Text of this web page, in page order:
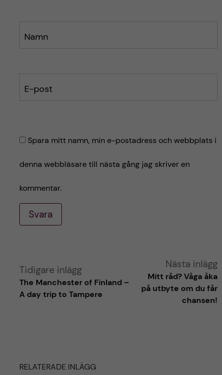
Namn
E-post
Spara mitt namn, min e-postadress och webbplats i
denna webbläsare till nästa gång jag skriver en
kommentar.
Svara
Tidigare inlägg
The Manchester of Finland –
A day trip to Tampere
Nästa inlägg
Mitt råd? Våga åka
på utbyte om du får
chansen!
RELATERADE INLÄGG